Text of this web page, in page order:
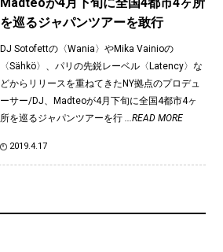
Madteoが4月下旬に全国4都市4ヶ所
を巡るジャパンツアーを敢行
DJ Sotofettの〈Wania〉やMika Vainioの
〈Sähkö〉、パリの先鋭レーベル〈Latency〉な
どからリリースを重ねてきたNY拠点のプロデュ
ーサー/DJ、Madteoが4月下旬に全国4都市4ヶ
所を巡るジャパンツアーを行 ...READ MORE
2019.4.17